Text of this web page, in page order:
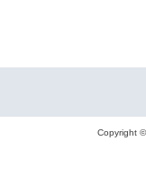
Copyright